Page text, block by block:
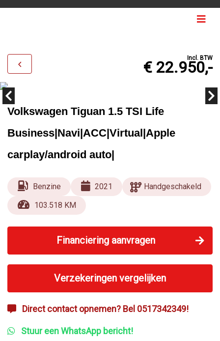
Incl. BTW
€ 22.950,-
Volkswagen Tiguan 1.5 TSI Life
Business|Navi|ACC|Virtual|Apple
carplay/android auto|
Benzine 2021
Handgeschakeld
103.518 KM
Financiering aanvragen
Verzekeringen vergelijken
Direct contact opnemen? Bel 0517342349!
Stuur een WhatsApp bericht!